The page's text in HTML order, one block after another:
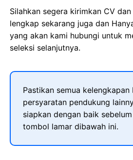
Silahkan segera kirimkan CV
lengkap sekarang juga dan
yang akan kami hubungi untuk
seleksi selanjutnya.
Pastikan semua
persyaratan pendukung
siapkan dengan baik
tombol lamar dibawah ini.